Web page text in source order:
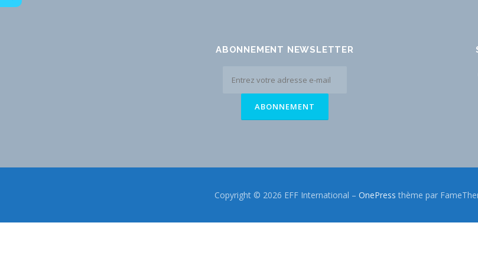
ABONNEMENT NEWSLETTER
Copyright © 2026 EFF International – OnePress thème par